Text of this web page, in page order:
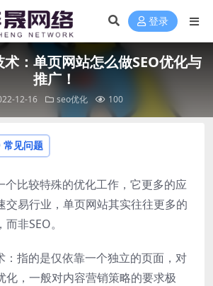
登录
术：单页网站怎么做SEO优化与
推广！
12-16 seo优化 100
常见问题
个比较特殊的优化工作，它更多的应
交易行业，单页网站其实往往更多的
非SEO。
：指的是仅依靠一个独立的页面，对
化，一般对内容营销策略的要求极